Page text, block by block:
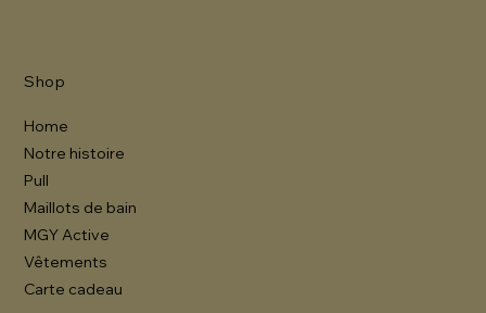
Shop
Home
Notre histoire
Pull
Maillots de bain
MGY Active
Vêtements
Carte cadeau